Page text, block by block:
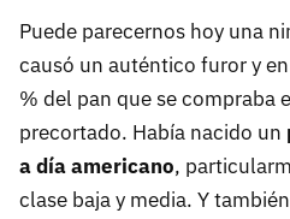
Puede parecernos hoy una
causó un auténtico furor y
% del pan que se compraba
precortado. Había nacido un
a día americano,
clase baja y media. Y